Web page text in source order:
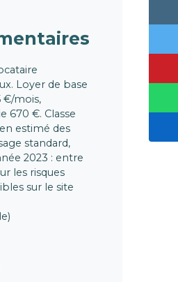
Loyer de base
€/mois,
670 €. Classe
estimé des
standard,
2023 : entre
les risques
sur le site